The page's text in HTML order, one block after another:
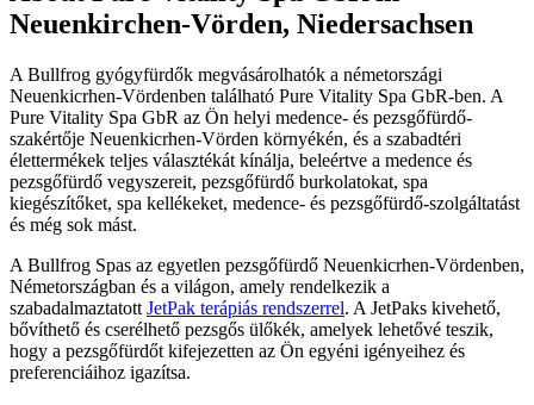
Neuenkirchen-Vörden, Niedersachsen
A Bullfrog gyógyfürdők megvásárolhatók a németországi
Neuenkicrhen-Vördenben található Pure Vitality Spa GbR-ben. A
Pure Vitality Spa GbR az Ön helyi medence- és pezsgőfürdő-
szakértője Neuenkicrhen-Vörden környékén, és a szabadtéri
élettermékek teljes választékát kínálja, beleértve a medence és
pezsgőfürdő vegyszereit, pezsgőfürdő burkolatokat, spa
kiegészítőket, spa kellékeket, medence- és pezsgőfürdő-szolgáltatást
és még sok mást.
A Bullfrog Spas az egyetlen pezsgőfürdő Neuenkicrhen-Vördenben,
Németországban és a világon, amely rendelkezik a
szabadalmaztatott JetPak terápiás rendszerrel. A JetPaks kivehető,
bővíthető és cserélhető pezsgős ülőkék, amelyek lehetővé teszik,
hogy a pezsgőfürdőt kifejezetten az Ön egyéni igényeihez és
preferenciáihoz igazítsa.